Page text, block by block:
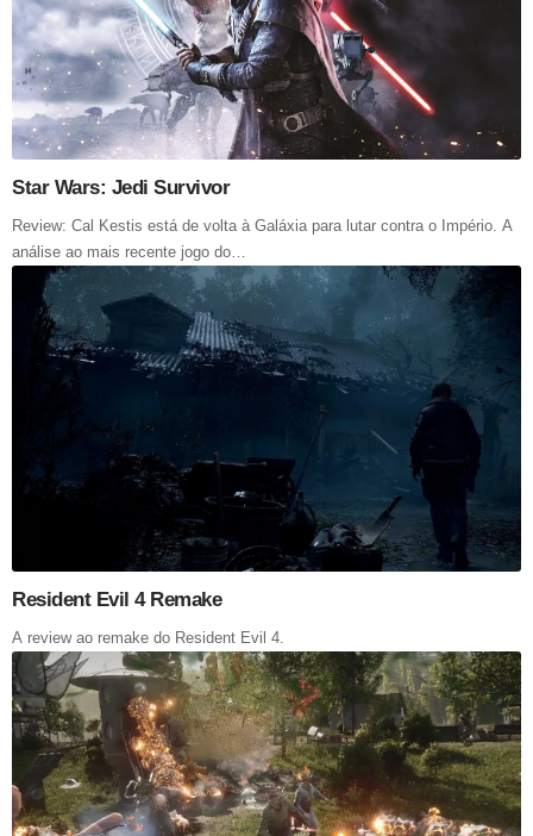
Star Wars: Jedi Survivor
Review: Cal Kestis está de volta à Galáxia para lutar contra o Império. A
análise ao mais recente jogo do…
Resident Evil 4 Remake
A review ao remake do Resident Evil 4.